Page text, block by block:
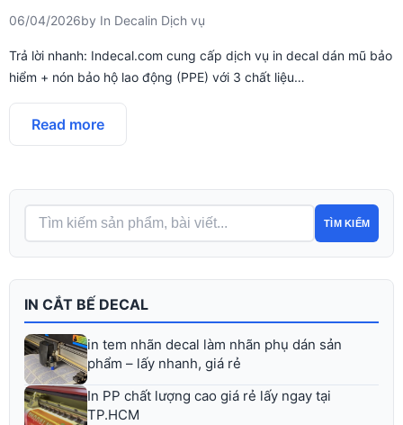
06/04/2026by In Decalin Dịch vụ
Trả lời nhanh: Indecal.com cung cấp dịch vụ in decal dán mũ bảo
hiểm + nón bảo hộ lao động (PPE) với 3 chất liệu…
Read more
TÌM KIẾM
IN CẮT BẾ DECAL
in tem nhãn decal làm nhãn phụ dán sản
phẩm – lấy nhanh, giá rẻ
In PP chất lượng cao giá rẻ lấy ngay tại
TP.HCM